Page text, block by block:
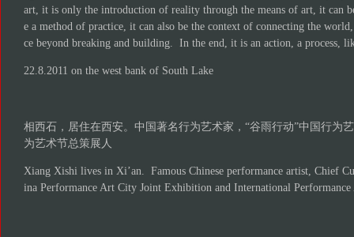
art, it is only the introduction of reality through the means of art, it can
e a method of practice, it can also be the context of connecting the
ce beyond breaking and building. In the end, it is an action, a process,
22.8.2011 on the west bank of South Lake
相西石，居住在西安。中国著名行为艺术家，“谷雨行动”中国行为
为艺术节总策展人
Xiang Xishi lives in Xi’an. Famous Chinese performance artist, Chief
ina Performance Art City Joint Exhibition and International Performance